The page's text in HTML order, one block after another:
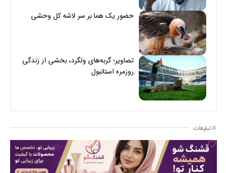
حضور یک هما بر سر لاشه‌ کل وحشی
تصاویر؛ گربه‌های ولگرد، بخشی از زندگی
روزمره استانبول
تبلیغات